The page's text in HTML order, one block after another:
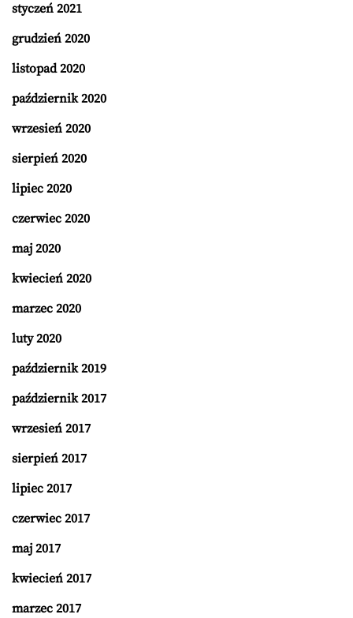
styczeń 2021
grudzień 2020
listopad 2020
październik 2020
wrzesień 2020
sierpień 2020
lipiec 2020
czerwiec 2020
maj 2020
kwiecień 2020
marzec 2020
luty 2020
październik 2019
październik 2017
wrzesień 2017
sierpień 2017
lipiec 2017
czerwiec 2017
maj 2017
kwiecień 2017
marzec 2017